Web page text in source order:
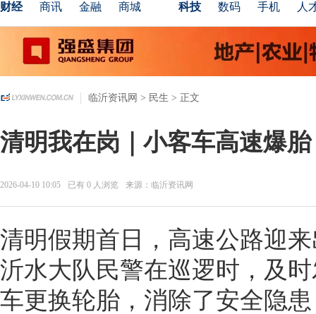
财经
商讯 金融 商城
科技
数码 手机 人
临沂资讯网 > 民生 > 正文
清明我在岗｜小客车高速爆
2026-04-10 10:05 已有 0 人浏览 来源：临沂资讯网
清明假期首日，高速公路迎
沂水大队民警在巡逻时，及
车更换轮胎，消除了安全隐